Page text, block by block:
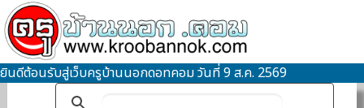
ยินดีต้อนรับสู่เว็บครูบ้านนอกดอทคอม วันที่ 9 ส.ค. 2569